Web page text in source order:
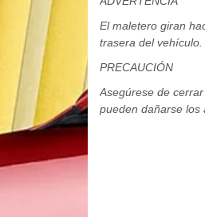
El maletero giran
trasera del vehículo.
PRECAUCIÓN
Asegúrese de
pueden dañarse los